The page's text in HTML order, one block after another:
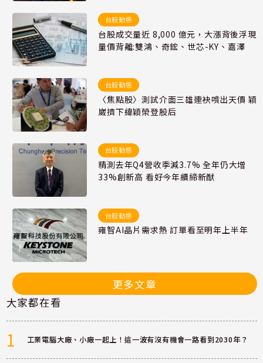
台股動態
台股成交量近 8,000 億元，大漲背後浮現
量價背離:雙鴻、奇鋐、世芯-KY、嘉澤
台股動態
〈焦點股〉測試介面三雄連袂噴出天價 穎
崴擠下緯穎榮登股后
台股動態
精測去年Q4營收季減3.7% 全年仍大增
33%創新高 看好今年續締新猷
台股動態
雍智AI晶片需求熱 訂單看至明年上半年
更多文章
大家都在看
1 工業電腦大廠、小廠一起上！這一波有沒有機會一路看到2030年？